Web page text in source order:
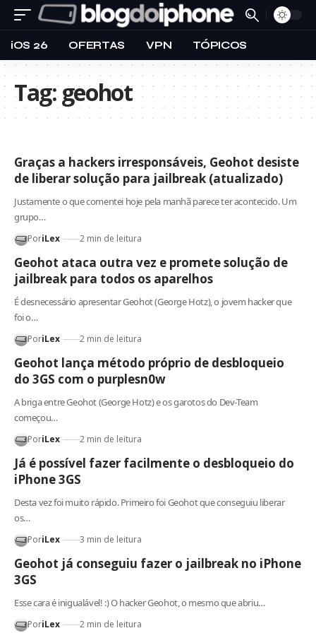
iOS 26 OFERTAS VPN TÓPICOS
Tag:geohot
Graças a hackers irresponsáveis, Geohot desiste
de liberar solução para jailbreak (atualizado)
Justamente o que comentei hoje pela manhã parece ter acontecido. Um
grupo…
PoriLex 2 min de leitura
Geohot ataca outra vez e promete solução de
jailbreak para todos os aparelhos
É desnecessário apresentar Geohot (George Hotz), o jovem hacker que
foi o…
PoriLex 2 min de leitura
Geohot lança método próprio de desbloqueio
do 3GS com o purplesn0w
A briga entre Geohot (George Hotz) e os garotos do Dev-Team
começou…
PoriLex 2 min de leitura
Já é possível fazer facilmente o desbloqueio do
iPhone 3GS
Desta vez foi muito rápido. Primeiro foi Geohot que conseguiu liberar
os…
PoriLex 3 min de leitura
Geohot já conseguiu fazer o jailbreak no iPhone
3GS
Esse cara é inigualável! :) O hacker Geohot, o mesmo que abriu…
PoriLex 2 min de leitura